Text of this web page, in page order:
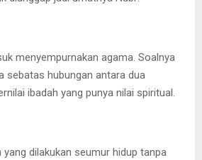
menyempurnakan agama. Soalnya
sebatas hubungan antara dua
ibadah yang punya nilai spiritual.
yang dilakukan seumur hidup tanpa